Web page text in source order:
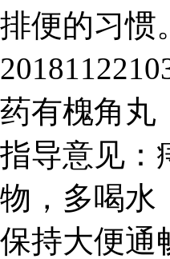
排便的习惯
药有槐角丸
指导意见：
物，多喝水
保持大便通